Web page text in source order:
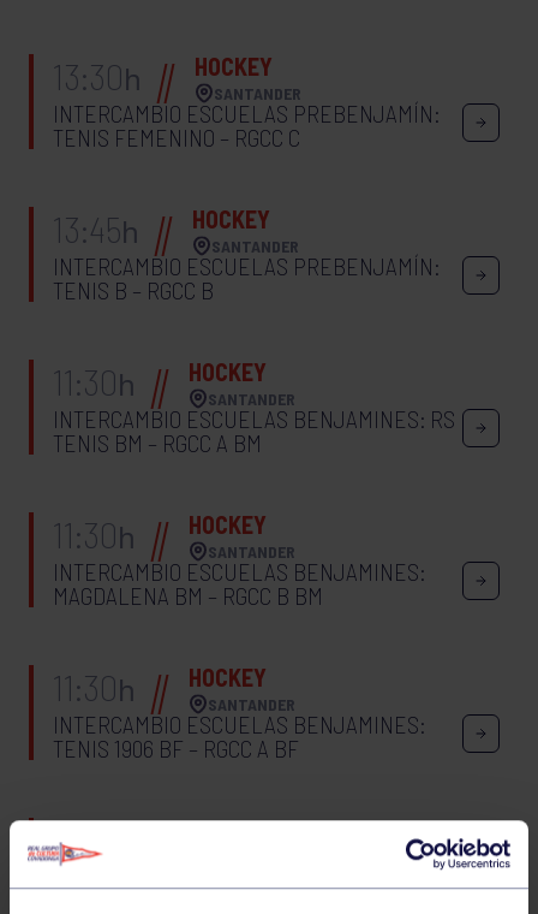
13:30h HOCKEY
SANTANDER
INTERCAMBIO ESCUELAS PREBENJAMÍN:
TENIS FEMENINO – RGCC C
13:45h HOCKEY
SANTANDER
INTERCAMBIO ESCUELAS PREBENJAMÍN:
TENIS B – RGCC B
11:30h HOCKEY
SANTANDER
INTERCAMBIO ESCUELAS BENJAMINES: RS
TENIS BM – RGCC A BM
11:30h HOCKEY
SANTANDER
INTERCAMBIO ESCUELAS BENJAMINES:
MAGDALENA BM – RGCC B BM
11:30h HOCKEY
SANTANDER
INTERCAMBIO ESCUELAS BENJAMINES:
TENIS 1906 BF – RGCC A BF
13:30 HOCKEY